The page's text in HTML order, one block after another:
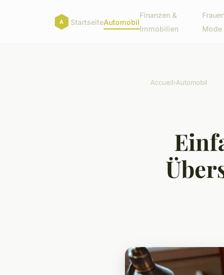
StartseiteAutomobil
Finanzen &
Immobilien
Mode
Accueil›Automobil